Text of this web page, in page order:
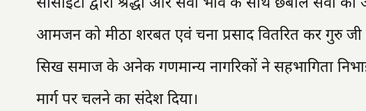
आमजन को मीठा शरबत एवं चना प्रसाद वितरित कर गुरु जी
सिख समाज के अनेक गणमान्य नागरिकों ने सहभागिता
मार्ग पर चलने का संदेश दिया।